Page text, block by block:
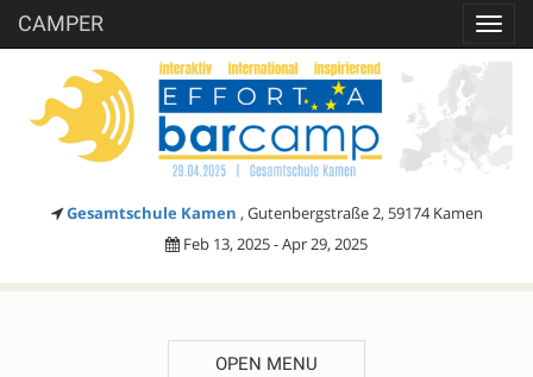
CAMPER
Gesamtschule Kamen , Gutenbergstraße 2, 59174 Kamen
Feb 13, 2025 - Apr 29, 2025
OPEN MENU